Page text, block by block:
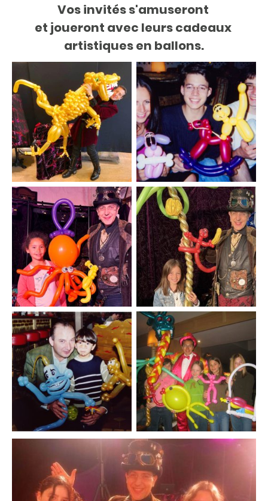
Vos invités s'amuseront
et joueront avec leurs cadeaux
artistiques en ballons.